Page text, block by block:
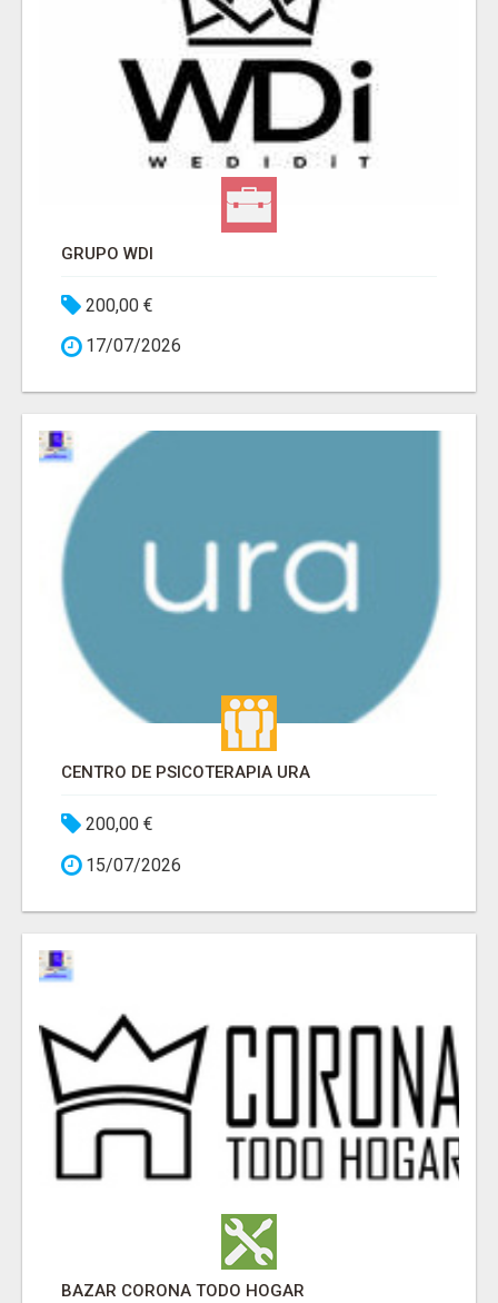
GRUPO WDI
200,00 €
17/07/2026
CENTRO DE PSICOTERAPIA URA
200,00 €
15/07/2026
BAZAR CORONA TODO HOGAR